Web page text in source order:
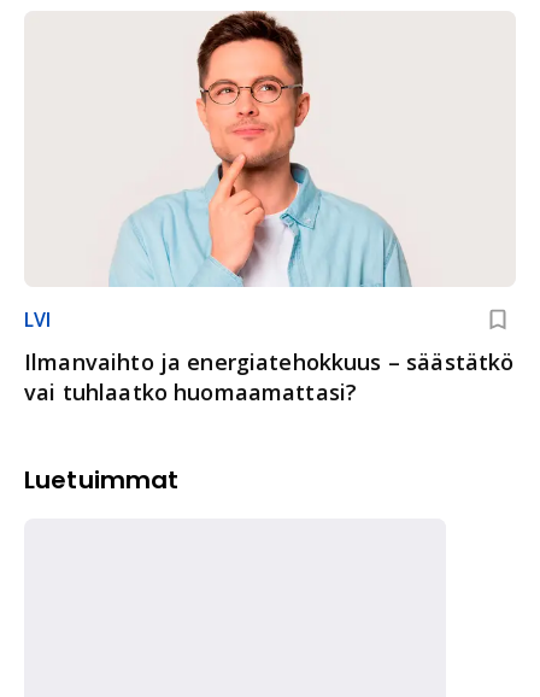
LVI
Ilmanvaihto ja energiatehokkuus – säästätkö
vai tuhlaatko huomaamattasi?
Luetuimmat